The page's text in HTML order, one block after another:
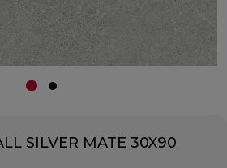
SILVER MATE 30X90